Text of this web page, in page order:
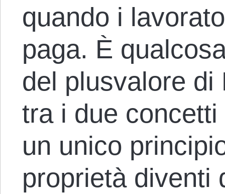
quando i
paga. È
del plusvalore di
tra i due
un unico
proprietà diventi